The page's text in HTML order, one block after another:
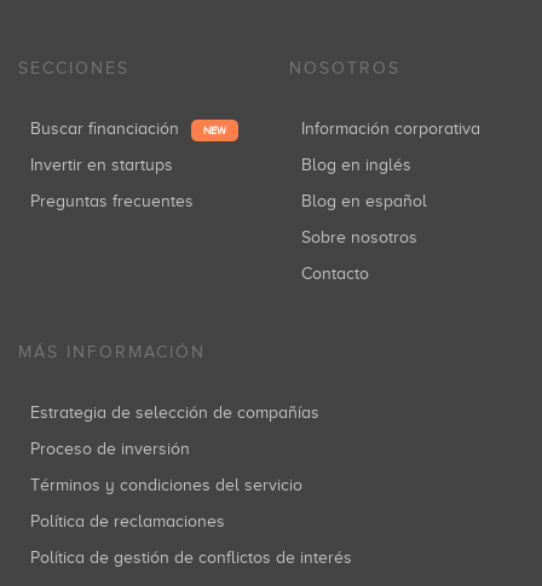
SECCIONES
Buscar financiación NEW
Invertir en startups
Preguntas frecuentes
NOSOTROS
Información corporativa
Blog en inglés
Blog en español
Sobre nosotros
Contacto
MÁS INFORMACIÓN
Estrategia de selección de compañías
Proceso de inversión
Términos y condiciones del servicio
Política de reclamaciones
Política de gestión de conflictos de interés